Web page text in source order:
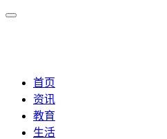
首页
资讯
教育
生活